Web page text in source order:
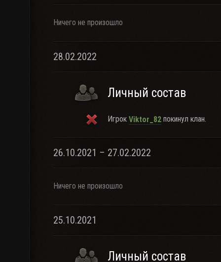
Ничего не произошло
28.02.2022
Личный состав
Игрок Viktor_82 покинул клан.
26.10.2021 – 27.02.2022
Ничего не произошло
25.10.2021
Личный состав